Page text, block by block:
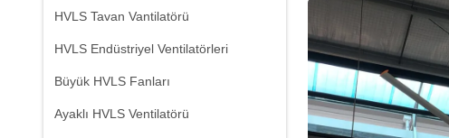
HVLS Tavan Vantilatörü
HVLS Endüstriyel Ventilatörleri
Büyük HVLS Fanları
Ayaklı HVLS Ventilatörü